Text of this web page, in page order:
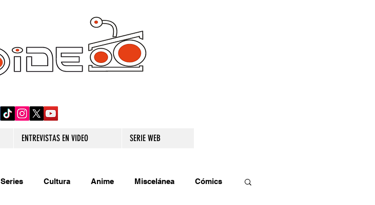
ENTREVISTAS EN VIDEO SERIE WEB
Series Cultura Anime Miscelánea Cómics